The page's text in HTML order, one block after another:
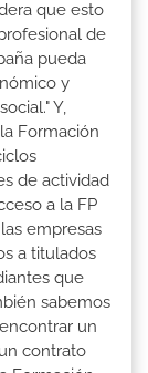
que esto
de
pueda
y
Y,
Formación
de actividad
a la FP
empresas
a titulados
que
sabemos
un
contrato